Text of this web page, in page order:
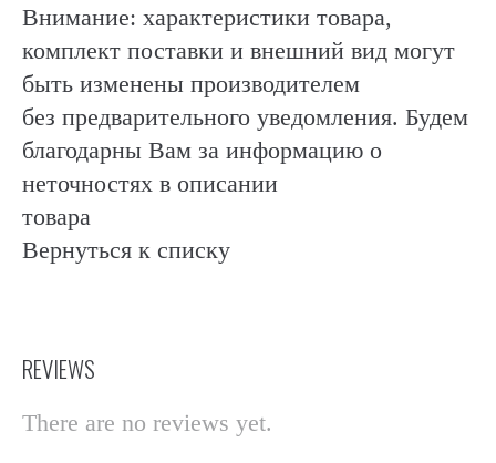
Внимание: характеристики товара,
комплект поставки и внешний вид могут
быть изменены производителем
без предварительного уведомления. Будем
благодарны Вам за информацию о
неточностях в описании
товара
Вернуться к списку
REVIEWS
There are no reviews yet.